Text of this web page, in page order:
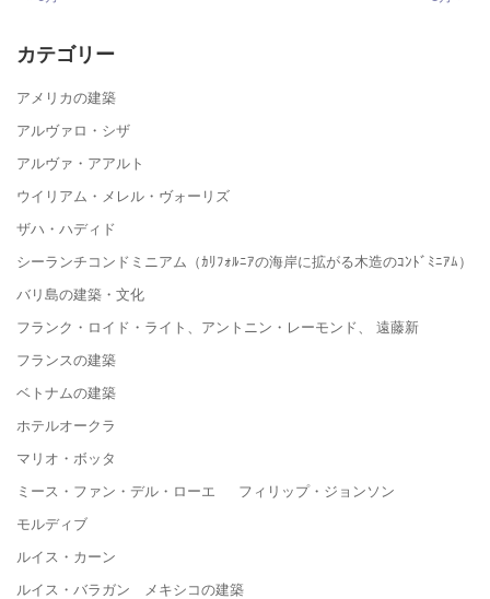
カテゴリー
アメリカの建築
アルヴァロ・シザ
アルヴァ・アアルト
ウイリアム・メレル・ヴォーリズ
ザハ・ハディド
シーランチコンドミニアム（ｶﾘﾌｫﾙﾆｱの海岸に拡がる木造のｺﾝﾄﾞﾐﾆｱﾑ）
バリ島の建築・文化
フランク・ロイド・ライト、アントニン・レーモンド、 遠藤新
フランスの建築
ベトナムの建築
ホテルオークラ
マリオ・ボッタ
ミース・ファン・デル・ローエ フィリップ・ジョンソン
モルディブ
ルイス・カーン
ルイス・バラガン メキシコの建築